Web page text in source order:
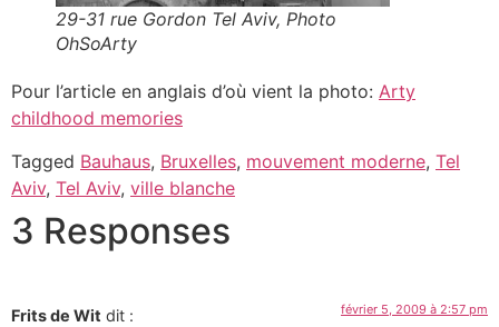
29-31 rue Gordon Tel Aviv, Photo
OhSoArty
Pour l’article en anglais d’où vient la photo: Arty
childhood memories
Tagged Bauhaus, Bruxelles, mouvement moderne, Tel
Aviv, Tel Aviv, ville blanche
3 Responses
Frits de Wit dit : février 5, 2009 à 2:57 pm